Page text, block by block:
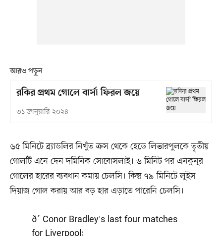
আরও পড়ুন
রকির প্রথম গোলে বার্সা ফিরল জয়ে
৩১ জানুয়ারি ২০২৪
৬৫ মিনিটে ব্র্যাডলির নিখুঁত ক্রস থেকে হেডে লিভারপুলকে তৃতীয়
গোলটি এনে দেন দমিনিক সোবোসলাই। ৬ মিনিট পর এনকুনুর
গোলের হারের ব্যবধান কমায় চেলসি। কিন্তু ৭৯ মিনিটে লুইস
দিয়াজ গোল করায় আর বড় হার এড়াতে পারেনি চেলসি।
ð´ Conor Bradley's last four matches
for Liverpool: